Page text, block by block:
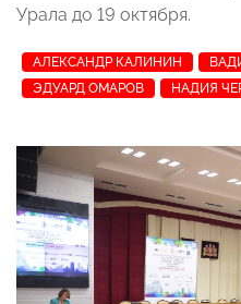
Урала до 19 октября.
АЛЕКСАНДР КАЛИНИН
ЭДУАРД ОМАРОВ
НАДИЯ